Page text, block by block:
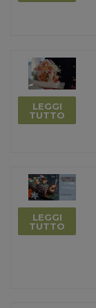
LEGGI
TUTTO
LEGGI
TUTTO